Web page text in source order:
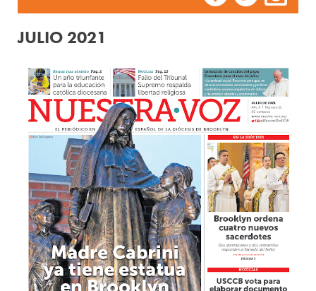
JULIO 2021